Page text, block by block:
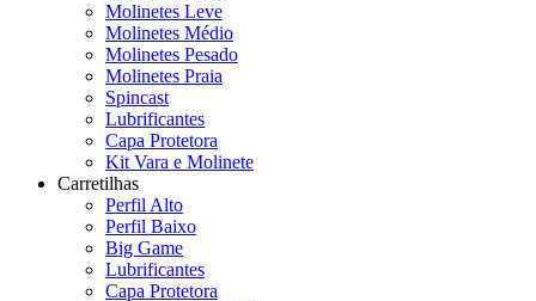
Molinetes Leve
Molinetes Médio
Molinetes Pesado
Molinetes Praia
Spincast
Lubrificantes
Capa Protetora
Kit Vara e Molinete
Carretilhas
Perfil Alto
Perfil Baixo
Big Game
Lubrificantes
Capa Protetora